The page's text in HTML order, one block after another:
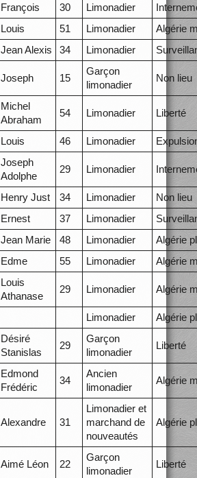
François 30 Limonadier
Louis 51 Limonadier
Algérie
Jean Alexis 34 Limonadier
Joseph 15
Garçon
limonadier
Non lieu
Michel
Abraham
54 Limonadier Liberté
Louis 46 Limonadier
Joseph
Adolphe
29 Limonadier
Henry Just 34 Limonadier
Non lieu
Ernest 37 Limonadier
Jean Marie 48 Limonadier
Algérie
Edme 55 Limonadier Algérie
Louis
Athanase
29 Limonadier Algérie
Limonadier Algérie
Désiré
Stanislas
29
Garçon
limonadier
Liberté
Edmond
Frédéric
34
Ancien
limonadier
Algérie
Alexandre 31
Limonadier et
marchand de
nouveautés
Algérie
Aimé Léon 22
Garçon
limonadier
Liberté